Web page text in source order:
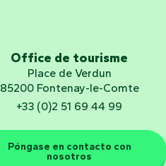
Office de tourisme
Place de Verdun
85200 Fontenay-le-Comte
+33 (0)2 51 69 44 99
Póngase en contacto con
nosotros